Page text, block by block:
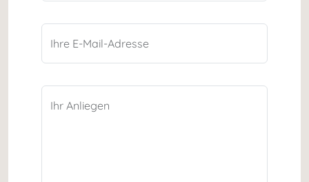
Ihre E-Mail-Adresse
Ihr Anliegen